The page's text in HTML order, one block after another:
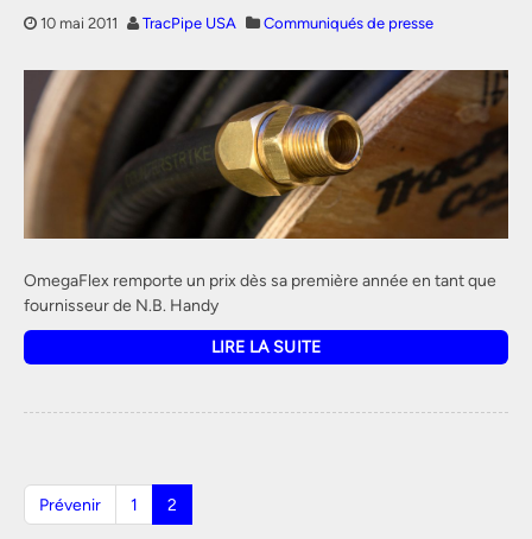
10 mai 2011 TracPipe USA Communiqués de presse
OmegaFlex remporte un prix dès sa première année en tant que
fournisseur de N.B. Handy
LIRE LA SUITE
Prévenir 1 2